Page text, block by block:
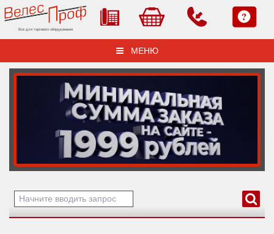
Все для торгового оборудования
МЕНЮ